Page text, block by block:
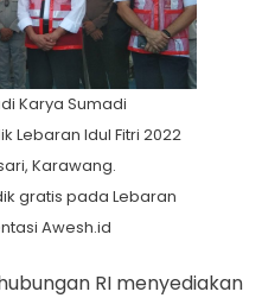
Karya Sumadi
Lebaran Idul Fitri 2022
Karawang.
gratis pada Lebaran
Awesh.id
RI menyediakan